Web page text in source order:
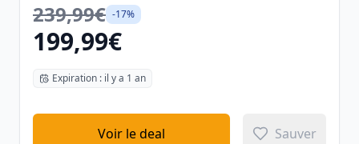
239,99€ -17%
199,99€
Expiration : il y a 1 an
Voir le deal Sauver